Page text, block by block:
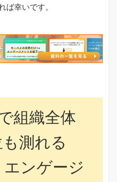
ば幸いです。
組織全体
測れる
エンゲージ